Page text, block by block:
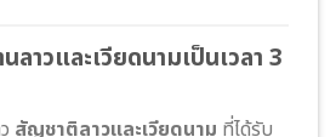
าวและเวียดนามเป็นเวลา 3
สัญชาติลาวและเวียดนาม ที่ได้รับ